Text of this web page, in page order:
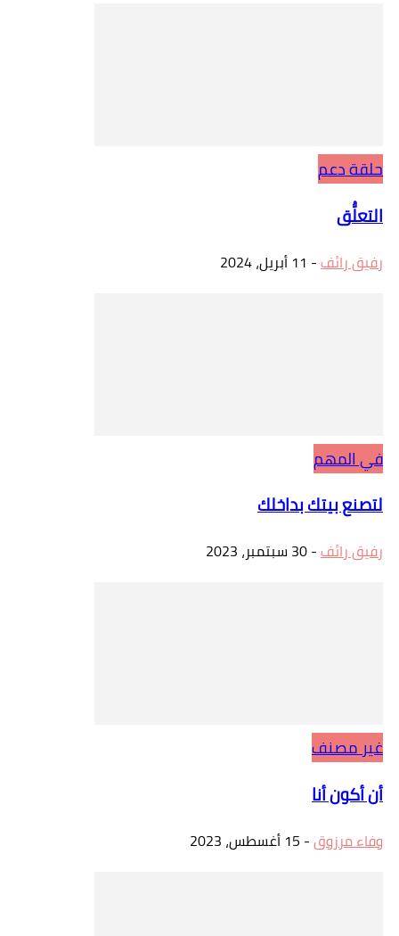
حلقة دعم
التعلُّق
رفيق رائف- 11 أبريل، 2024
في المهم
لتصنع بيتك بداخلك
رفيق رائف-30 سبتمبر، 2023
غير مصنف
أن أكون أنا
وفاء مرزوق- 15 أغسطس، 2023